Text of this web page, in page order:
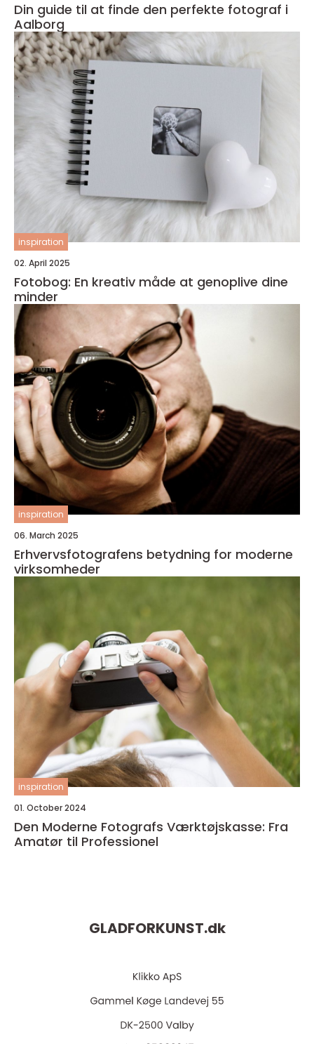
Din guide til at finde den perfekte fotograf i
Aalborg
inspiration
02. April 2025
Fotobog: En kreativ måde at genoplive dine
minder
inspiration
06. March 2025
Erhvervsfotografens betydning for moderne
virksomheder
inspiration
01. October 2024
Den Moderne Fotografs Værktøjskasse: Fra
Amatør til Professionel
GLADFORKUNST.dk